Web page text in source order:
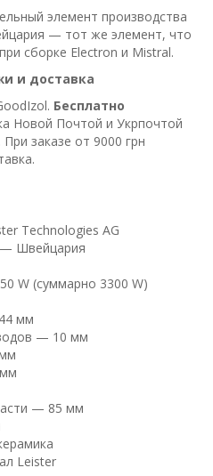
элемент производства
— тот же элемент, что
сборке Electron и Mistral.
и доставка
Бесплатно
Новой Почтой и Укрпочтой
заказе от 9000 грн
Technologies AG
— Швейцария
W (суммарно 3300 W)
мм
— 10 мм
— 85 мм
Leister